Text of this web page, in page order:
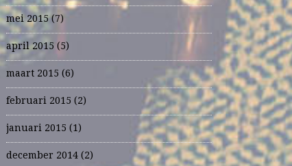
mei 2015(7)
april 2015 (5)
maart 2015 (6)
februari 2015 (2)
januari 2015 (1)
december 2014 (2)